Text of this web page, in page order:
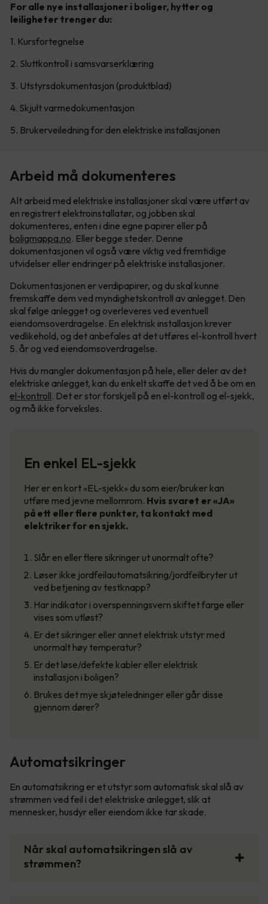
For alle nye installasjoner i boliger, hytter og
leiligheter trenger du:
1. Kursfortegnelse
2. Sluttkontroll i samsvarserklæring
3. Utstyrsdokumentasjon (produktblad)
4. Skjult varmedokumentasjon
5. Brukerveiledning for den elektriske installasjonen
Arbeid må dokumenteres
Alt arbeid med elektriske installasjoner skal være utført av
en registrert elektroinstallatør, og jobben skal
dokumenteres, enten i dine egne papirer eller på
boligmappa.no. Eller begge steder. Denne
dokumentasjonen vil også være viktig ved fremtidige
utvidelser eller endringer på elektriske installasjoner.
Dokumentasjonen er verdipapirer, og du skal kunne
fremskaffe dem ved myndighetskontroll av anlegget. Den
skal følge anlegget og overleveres ved eventuell
eiendomsoverdragelse. En elektrisk installasjon krever
vedlikehold, og det anbefales at det utføres el-kontroll hvert
5. år og ved eiendomsoverdragelse.
Hvis du mangler dokumentasjon på hele, eller deler av det
elektriske anlegget, kan du enkelt skaffe det ved å be om en
el-kontroll. Det er stor forskjell på en el-kontroll og el-sjekk,
og må ikke forveksles.
En enkel EL-sjekk
Her er en kort «EL-sjekk» du som eier/bruker kan
utføre med jevne mellomrom. Hvis svaret er «JA»
på ett eller flere punkter, ta kontakt med
elektriker for en sjekk.
Slår en eller flere sikringer ut unormalt ofte?
Løser ikke jordfeilautomatsikring/jordfeilbryter ut
ved betjening av testknapp?
Har indikator i overspenningsvern skiftet farge eller
vises som utløst?
Er det sikringer eller annet elektrisk utstyr med
unormalt høy temperatur?
Er det løse/defekte kabler eller elektrisk
installasjon i boligen?
Brukes det mye skjøteledninger eller går disse
gjennom dører?
Automatsikringer
En automatsikring er et utstyr som automatisk skal slå av
strømmen ved feil i det elektriske anlegget, slik at
mennesker, husdyr eller eiendom ikke tar skade.
Når skal automatsikringen slå av
strømmen?